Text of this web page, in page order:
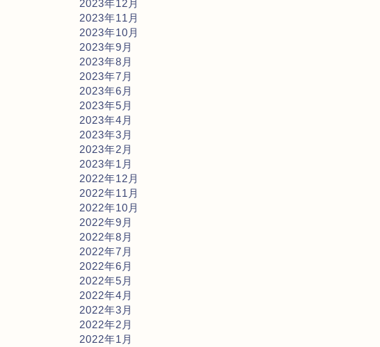
2023年12月
2023年11月
2023年10月
2023年9月
2023年8月
2023年7月
2023年6月
2023年5月
2023年4月
2023年3月
2023年2月
2023年1月
2022年12月
2022年11月
2022年10月
2022年9月
2022年8月
2022年7月
2022年6月
2022年5月
2022年4月
2022年3月
2022年2月
2022年1月